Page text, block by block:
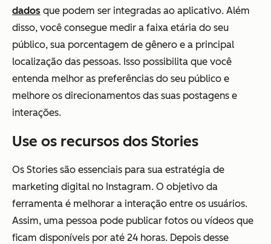
dados que podem ser integradas ao aplicativo. Além
disso, você consegue medir a faixa etária do seu
público, sua porcentagem de gênero e a principal
localização das pessoas. Isso possibilita que você
entenda melhor as preferências do seu público e
melhore os direcionamentos das suas postagens e
interações.
Use os recursos dos Stories
Os Stories são essenciais para sua estratégia de
marketing digital no Instagram. O objetivo da
ferramenta é melhorar a interação entre os usuários.
Assim, uma pessoa pode publicar fotos ou vídeos que
ficam disponíveis por até 24 horas. Depois desse